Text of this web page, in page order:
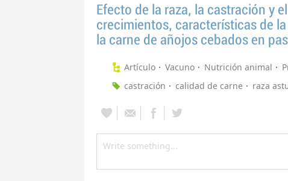
Efecto de la raza, la castración y
crecimientos, características de
la carne de añojos cebados en
Artículo Vacuno Nutrición animal
castración
calidad de carne raza